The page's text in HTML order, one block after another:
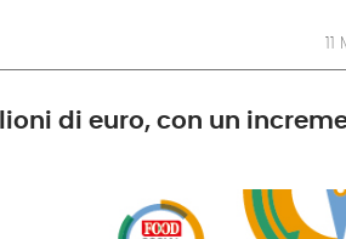
di euro, con un